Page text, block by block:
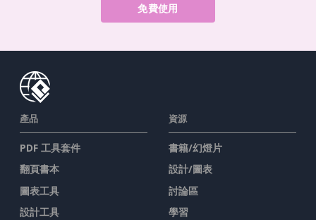
免費使用
產品
PDF 工具套件
翻頁書本
圖表工具
設計工具
資源
書籍/幻燈片
設計/圖表
討論區
學習